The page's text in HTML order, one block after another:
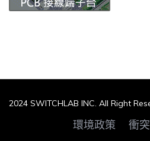
2024 SWITCHLAB INC. All Right
環境政策 衝